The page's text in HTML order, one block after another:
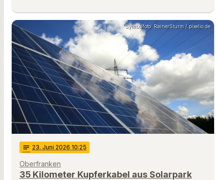
Symbolfoto: RainerSturm / pixelio.de
notes 23. Juni 2026 10:25
Oberfranken
35 Kilometer Kupferkabel aus Solarpark